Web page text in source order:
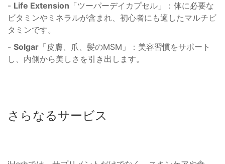
- Life Extension 「ツーパーデイカプセル」：体に必要な
ビタミンやミネラルが含まれ、初心者にも適したマルチビ
タミンです。
- Solgar 「皮膚、爪、髪のMSM」：美容習慣をサポート
し、内側から美しさを引き出します。
さらなるサービス